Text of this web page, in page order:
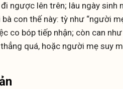
ngược lên trên; lâu ngày sinh
con thế này: tỳ như “người
co bóp tiếp nhận; còn can
quá, hoặc người mẹ suy